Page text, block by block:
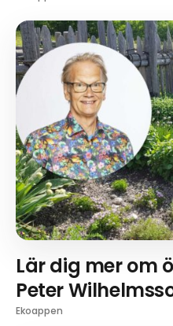
Lär dig mer om
Peter
Ekoappen